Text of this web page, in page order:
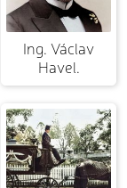
Ing. Václav
Havel.